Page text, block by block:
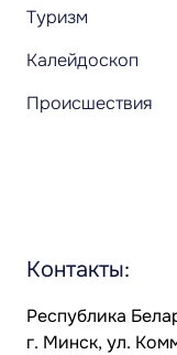
Туризм
Калейдоскоп
Происшествия
Контакты:
Республика
г. Минск, ул.